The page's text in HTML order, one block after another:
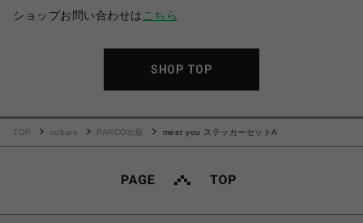
ショップお問い合わせは こちら
SHOP TOP
TOP culture PARCO出版 meet you ステッカーセットA